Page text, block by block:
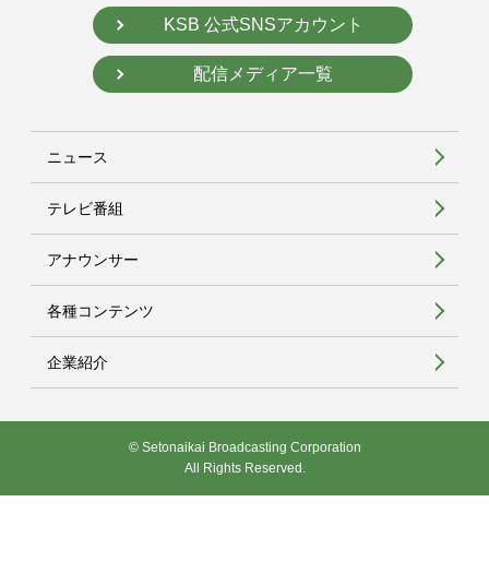
KSB 公式SNSアカウント
配信メディア一覧
ニュース
テレビ番組
アナウンサー
各種コンテンツ
企業紹介
© Setonaikai Broadcasting Corporation
All Rights Reserved.